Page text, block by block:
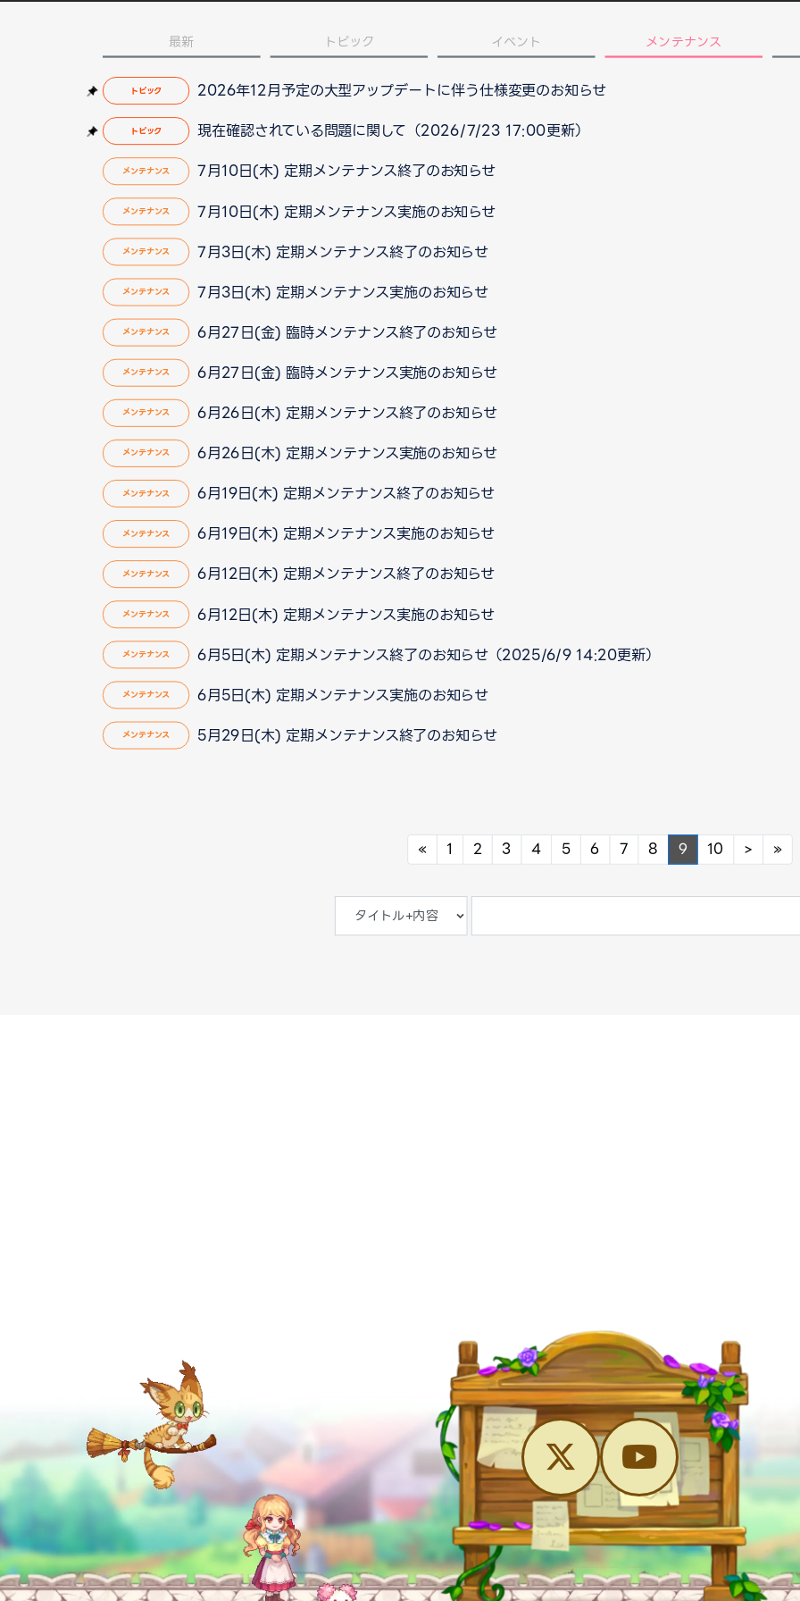
最新 トピック イベント メンテナンス
トピック 2026年12月予定の大型アップデートに伴う仕様変更のお知らせ
トピック 現在確認されている問題に関して（2026/7/23 17:00更新）
メンテナンス 7月10日(木) 定期メンテナンス終了のお知らせ
メンテナンス 7月10日(木) 定期メンテナンス実施のお知らせ
メンテナンス 7月3日(木) 定期メンテナンス終了のお知らせ
メンテナンス 7月3日(木) 定期メンテナンス実施のお知らせ
メンテナンス 6月27日(金) 臨時メンテナンス終了のお知らせ
メンテナンス 6月27日(金) 臨時メンテナンス実施のお知らせ
メンテナンス 6月26日(木) 定期メンテナンス終了のお知らせ
メンテナンス 6月26日(木) 定期メンテナンス実施のお知らせ
メンテナンス 6月19日(木) 定期メンテナンス終了のお知らせ
メンテナンス 6月19日(木) 定期メンテナンス実施のお知らせ
メンテナンス 6月12日(木) 定期メンテナンス終了のお知らせ
メンテナンス 6月12日(木) 定期メンテナンス実施のお知らせ
メンテナンス 6月5日(木) 定期メンテナンス終了のお知らせ（2025/6/9 14:20更新）
メンテナンス 6月5日(木) 定期メンテナンス実施のお知らせ
メンテナンス 5月29日(木) 定期メンテナンス終了のお知らせ
« Previous
1 2 3 4 5 6 7 8 9 10 > Next
»